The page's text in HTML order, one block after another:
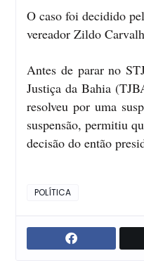
O caso foi decidido
vereador Zildo
Antes de parar no
Justiça da Bahia
resolveu por uma
suspensão, permitiu
decisão do então
POLÍTICA